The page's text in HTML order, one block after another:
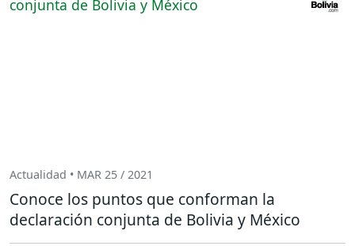
Actualidad • MAR 25 / 2021
Conoce los puntos que conforman la
declaración conjunta de Bolivia y México